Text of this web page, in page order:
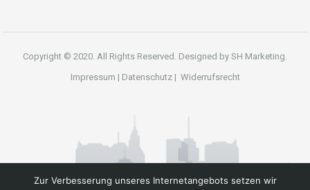
Copyright © 2020. All Rights Reserved. Designed by SH Marketing.
Impressum | Datenschutz| Widerrufsrecht
Zur Verbesserung unseres Internetangebots setzen wir